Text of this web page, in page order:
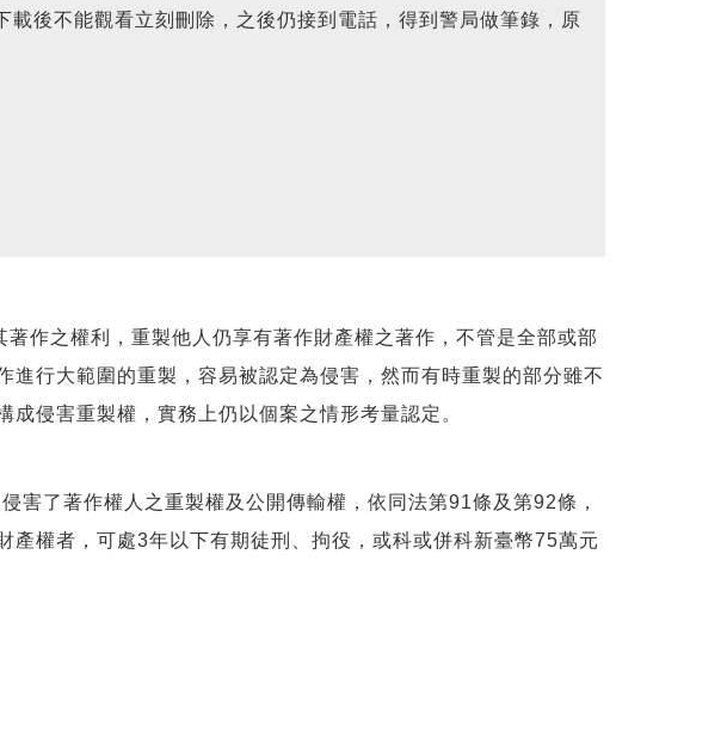
後不能觀看立刻刪除，之後仍接到電話，得到警局做筆錄，原
之權利，重製他人仍享有著作財產權之著作，不管是全部或部
行大範圍的重製，容易被認定為侵害，然而有時重製的部分雖不
侵害重製權，實務上仍以個案之情形考量認定。
了著作權人之重製權及公開傳輸權，依同法第91條及第92條，
權者，可處3年以下有期徒刑、拘役，或科或併科新臺幣75萬元